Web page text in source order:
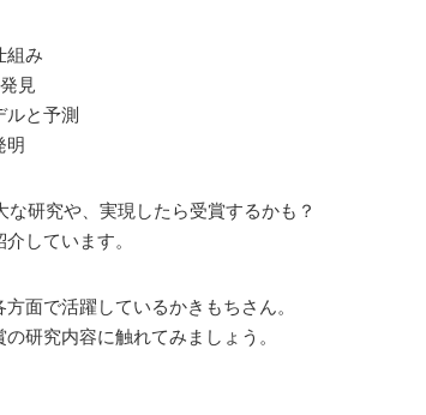
組み
見
と予測
明
研究や、実現したら受賞するかも？
しています。
面で活躍しているかきもちさん。
研究内容に触れてみましょう。